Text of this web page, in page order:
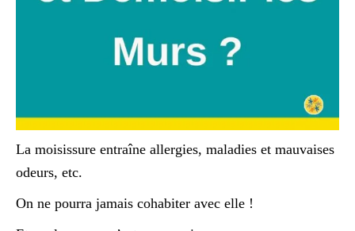
La moisissure entraîne allergies, maladies et mauvaises
odeurs, etc.
On ne pourra jamais cohabiter avec elle !